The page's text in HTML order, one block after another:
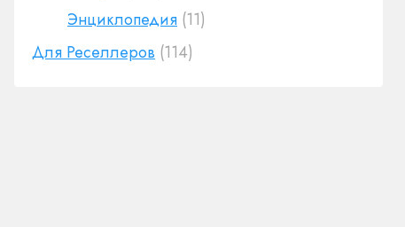
Энциклопедия (11)
Для Реселлеров (114)